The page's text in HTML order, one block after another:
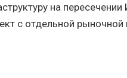
на пересечении
с отдельной